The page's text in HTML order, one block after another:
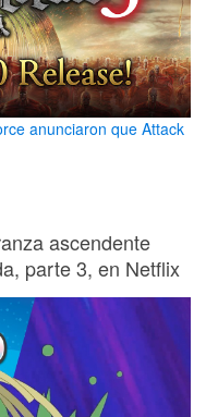
anunciaron que Attack
ascendente
parte 3, en Netflix